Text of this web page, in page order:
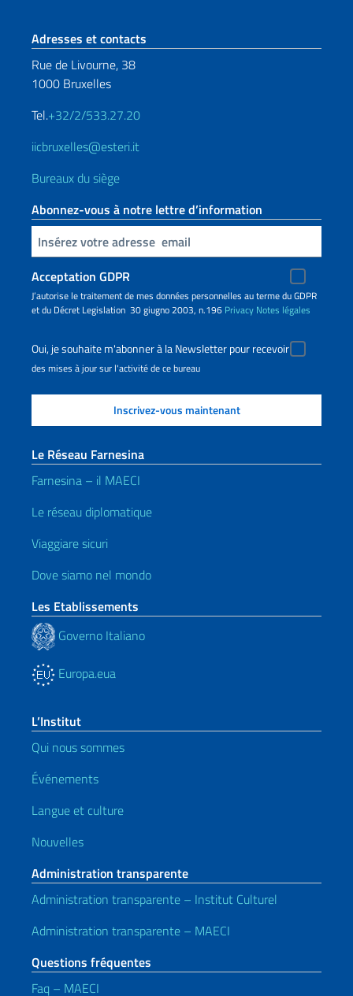
Section de pied de page
Adresses et contacts
Rue de Livourne, 38
1000 Bruxelles
Tel.+32/2/533.27.20
iicbruxelles@esteri.it
Bureaux du siège
Abonnez-vous à notre lettre d’information
Insert your email
Acceptation GDPR
J’autorise le traitement de mes données personnelles au terme du GDPR
et du Décret Legislation 30 giugno 2003, n.196 Privacy Notes légales
Oui, je souhaite m'abonner à la Newsletter pour recevoir
des mises à jour sur l'activité de ce bureau
Le Réseau Farnesina
Farnesina – il MAECI
Le réseau diplomatique
Viaggiare sicuri
Dove siamo nel mondo
Les Etablissements
Governo Italiano
Europa.eua
L’Institut
Qui nous sommes
Événements
Langue et culture
Nouvelles
Administration transparente
Administration transparente – Institut Culturel
Administration transparente – MAECI
Questions fréquentes
Faq – MAECI